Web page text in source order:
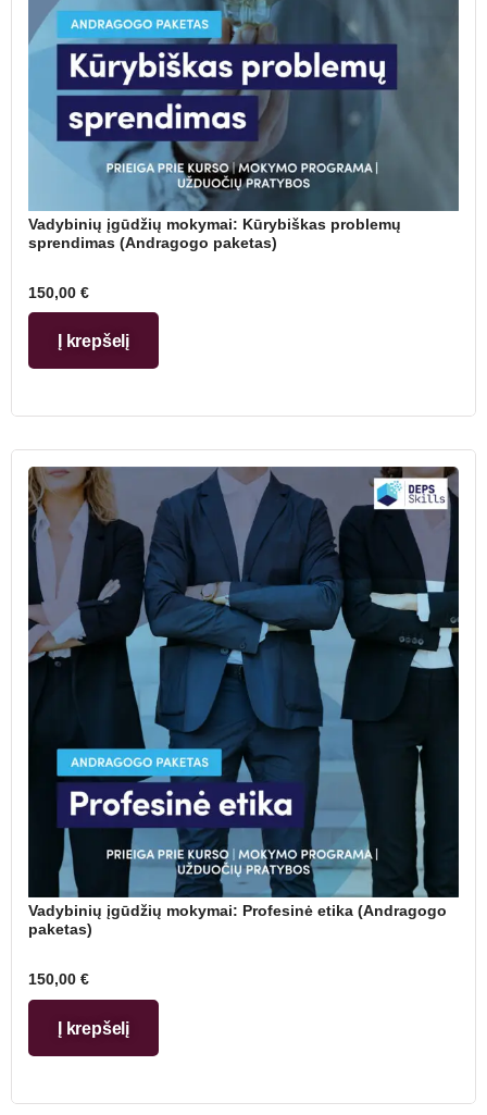
Vadybinių įgūdžių mokymai: Kūrybiškas problemų
sprendimas (Andragogo paketas)
150,00 €
Į krepšelį
Vadybinių įgūdžių mokymai: Profesinė etika (Andragogo
paketas)
150,00 €
Į krepšelį